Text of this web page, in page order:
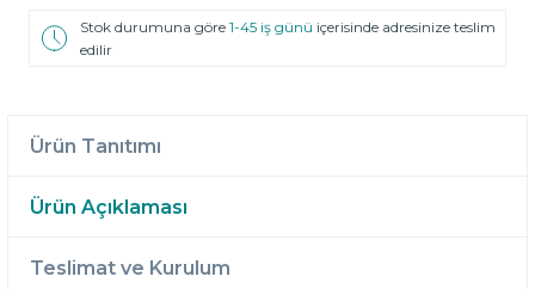
Stok durumuna göre1-45 iş günü içerisinde adresinize teslim
edilir
Ürün Tanıtımı
Ürün Açıklaması
Teslimat ve Kurulum